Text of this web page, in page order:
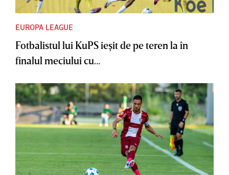
EUROPA LEAGUE
Fotbalistul lui KuPS ieşit de pe teren la în
finalul meciului cu...